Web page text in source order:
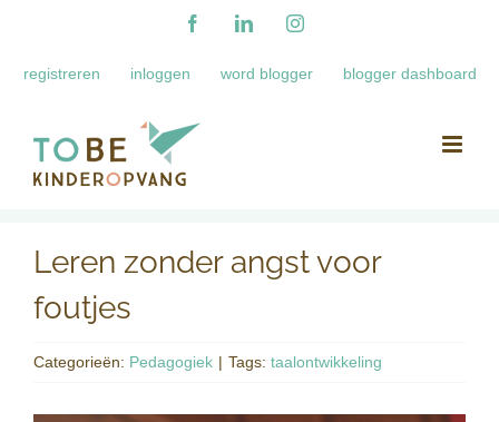
inhoud
FacebookLinkedInInstagram
registreren inloggen word blogger blogger dashboard
Leren zonder angst voor
foutjes
Categorieën: Pedagogiek | Tags: taalontwikkeling